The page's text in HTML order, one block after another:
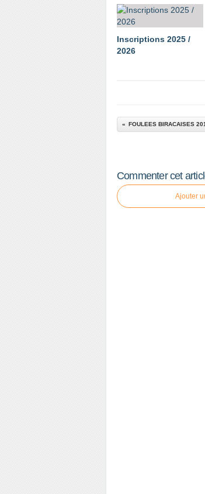
Inscriptions 2025 /
2026
FOULEES BIRACAISES
Commenter cet
Ajouter